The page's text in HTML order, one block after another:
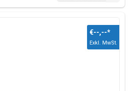
€--,--*
Exkl. MwSt.